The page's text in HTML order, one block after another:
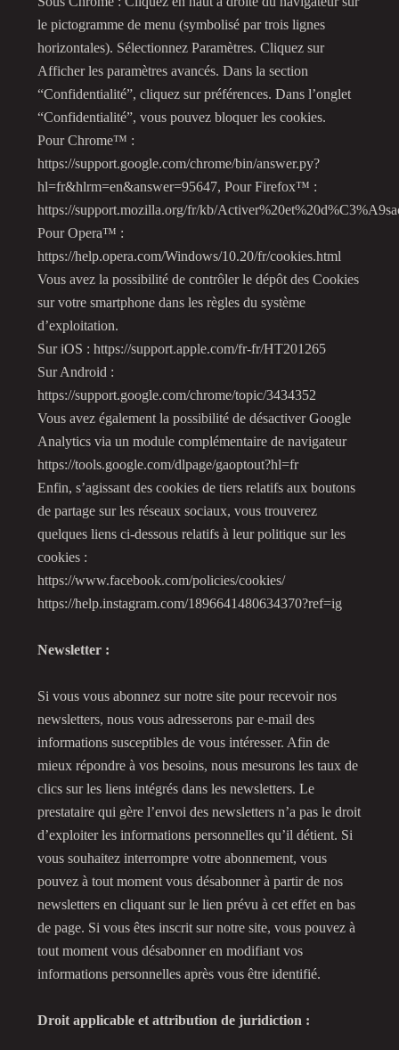
le pictogramme de menu (symbolisé par trois lignes
horizontales). Sélectionnez Paramètres. Cliquez sur
Afficher les paramètres avancés. Dans la section
“Confidentialité”, cliquez sur préférences. Dans l’onglet
“Confidentialité”, vous pouvez bloquer les cookies.
Pour Chrome™ :
https://support.google.com/chrome/bin/answer.py?
hl=fr&hlrm=en&answer=95647, Pour Firefox™ :
https://support.mozilla.org/fr/kb/
Pour Opera™ :
https://help.opera.com/Windows/10.20/fr/cookies.html
Vous avez la possibilité de contrôler le dépôt des Cookies
sur votre smartphone dans les règles du système
d’exploitation.
Sur iOS : https://support.apple.com/fr-fr/HT201265
Sur Android :
https://support.google.com/chrome/topic/3434352
Vous avez également la possibilité de désactiver Google
Analytics via un module complémentaire de navigateur
https://tools.google.com/dlpage/gaoptout?hl=fr
Enfin, s’agissant des cookies de tiers relatifs aux boutons
de partage sur les réseaux sociaux, vous trouverez
quelques liens ci-dessous relatifs à leur politique sur les
cookies :
https://www.facebook.com/policies/cookies/
https://help.instagram.com/1896641480634370?ref=ig
Newsletter :
Si vous vous abonnez sur notre site pour recevoir nos
newsletters, nous vous adresserons par e-mail des
informations susceptibles de vous intéresser. Afin de
mieux répondre à vos besoins, nous mesurons les taux de
clics sur les liens intégrés dans les newsletters. Le
prestataire qui gère l’envoi des newsletters n’a pas le droit
d’exploiter les informations personnelles qu’il détient. Si
vous souhaitez interrompre votre abonnement, vous
pouvez à tout moment vous désabonner à partir de nos
newsletters en cliquant sur le lien prévu à cet effet en bas
de page. Si vous êtes inscrit sur notre site, vous pouvez à
tout moment vous désabonner en modifiant vos
informations personnelles après vous être identifié.
Droit applicable et attribution de juridiction :